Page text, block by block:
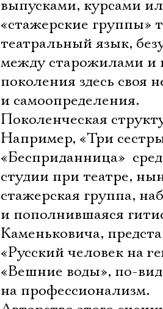
выпусками, курсами
«стажерские группы»
театральный язык,
между старожилами и
поколения здесь своя
и самоопределения.
Поколенческая
Например, «Три
«Бесприданница» 
студии при театре,
стажерская группа,
и пополнившаяся
Каменьковича,
«Русский человек на
«Вешние воды», по-
на профессионализм.